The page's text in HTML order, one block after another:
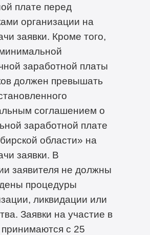
плате перед
организации на
заявки. Кроме того,
заработной платы
должен превышать
соглашением о
заработной плате
области» на
заявки. В
заявителя не должны
процедуры
ликвидации или
Заявки на участие в
принимаются с 25